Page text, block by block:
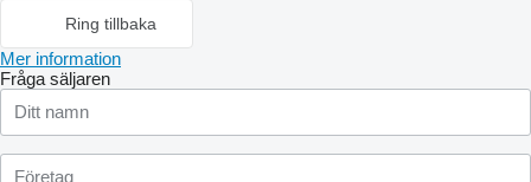
Ring tillbaka
Mer information
Fråga säljaren